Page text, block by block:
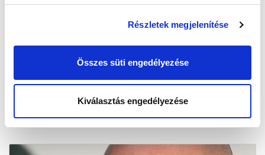
Részletek megjelenítése
Összes süti engedélyezése
Kiválasztás engedélyezése
AMIT AZ FC AJKÁRÓL TUDNI KELL -
BEMUTATJUK ELLENFELÜNKET
lesz csapatunk ellenfele az Új Hidegkuti Nándor
Stadionban.